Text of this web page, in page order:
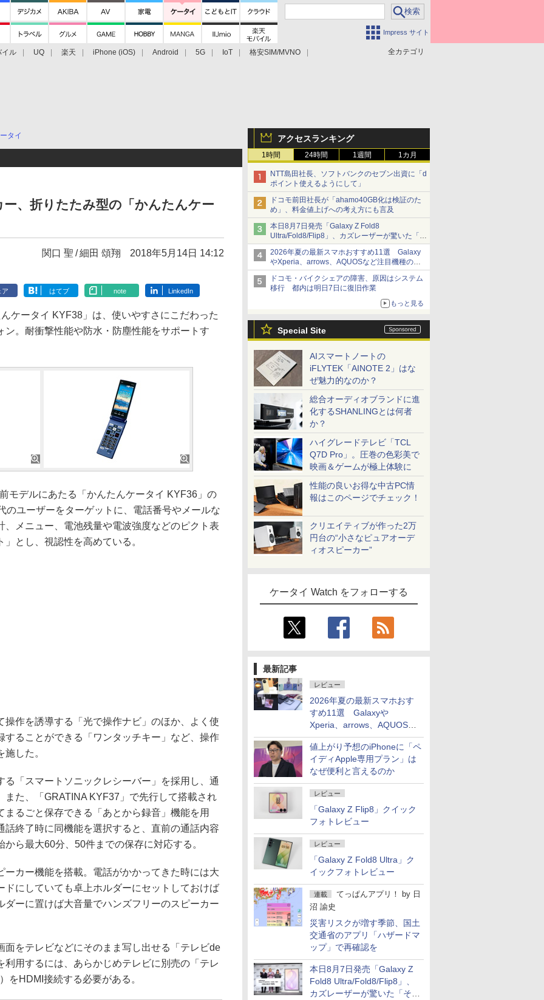
Impress サイト
全カテゴリ
イル UQ 楽天 iPhone (iOS) Android 5G IoT
格安SIM/MVNO
アクセスランキング
1時間 24時間 1週間 1カ月
NTT島田社長、ソフトバンクのセブン出資に「d
ポイント使えるようにして」
ドコモ前田社長が「ahamo40GB化は検証のた
め」、料金値上げへの考え方にも言及
本日8月7日発売「Galaxy Z Fold8
Ultra/Fold8/Flip8」、カズレーザーが驚いた「そ
ば屋のメニュー並みの薄さ」
2026年夏の最新スマホおすすめ11選 Galaxy
やXperia、arrows、AQUOSなど注目機種の特
徴は
ドコモ・バイクシェアの障害、原因はシステム
移行 都内は明日7日に復旧作業
もっと見る
Special Site
AIスマートノートの
iFLYTEK「AINOTE 2」はな
ぜ魅力的なのか？
総合オーディオブランドに進
化するSHANLINGとは何者
か？
ハイグレードテレビ「TCL
Q7D Pro」。圧巻の色彩美で
映画＆ゲームが極上体験に
性能の良いお得な中古PC情
報はこのページでチェック！
クリエイティブが作った2万
円台の“小さなピュアオーデ
ィオスピーカー”
ケータイ Watch をフォローする
最新記事
レビュー
2026年夏の最新スマホおす
すめ11選 Galaxyや
Xperia、arrows、AQUOSな
ど注目機種の特徴は
値上がり予想のiPhoneに「ペ
イディApple専用プラン」は
なぜ便利と言えるのか
レビュー
「Galaxy Z Flip8」クイック
フォトレビュー
レビュー
「Galaxy Z Fold8 Ultra」ク
イックフォトレビュー
連載 てっぱんアプリ！ by 日
沼 諭史
災害リスクが増す季節、国土
交通省のアプリ「ハザードマ
ップ」で再確認を
本日8月7日発売「Galaxy Z
Fold8 Ultra/Fold8/Flip8」、
カズレーザーが驚いた「そば
タイ
、折りたたみ型の「かんたんケー
関口 聖 細田 頌翔 2018年5月14日 14:12
ア はてブ note LinkedIn
ータイ KYF38」は、使いやすさにこだわった
ン。耐衝撃性能や防水・防塵性能をサポートす
デルにあたる「かんたんケータイ KYF36」の
のユーザーをターゲットに、電話番号やメールな
、メニュー、電池残量や電波強度などのピクト表
とし、視認性を高めている。
作を誘導する「光で操作ナビ」のほか、よく使
することができる「ワンタッチキー」など、操作
した。
「スマートソニックレシーバー」を採用し、通
また、「GRATINA KYF37」で先行して搭載され
るごと保存できる「あとから録音」機能を用
話終了時に同機能を選択すると、直前の通話内容
ら最大60分、50件までの保存に対応する。
カー機能を搭載。電話がかかってきた時には大
ドにしていても卓上ホルダーにセットしておけば
ダーに置けば大音量でハンズフリーのスピーカー
をテレビなどにそのまま写し出せる「テレビde
用するには、あらかじめテレビに別売の「テレ
をHDMI接続する必要がある。